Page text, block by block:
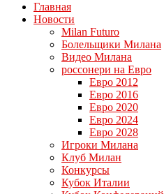
Главная
Новости
Milan Futuro
Болельщики Милана
Видео Милана
россонери на Евро
Евро 2012
Евро 2016
Евро 2020
Евро 2024
Евро 2028
Игроки Милана
Клуб Милан
Конкурсы
Кубок Италии